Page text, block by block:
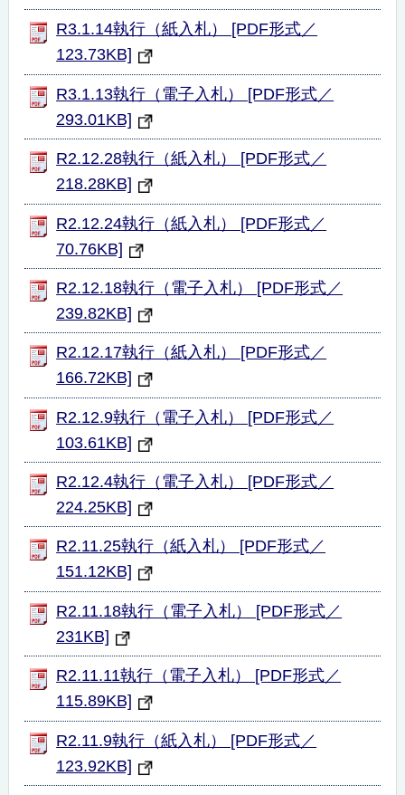
R3.1.14執行（紙入札） [PDF形式／
123.73KB]
R3.1.13執行（電子入札） [PDF形式／
293.01KB]
R2.12.28執行（紙入札） [PDF形式／
218.28KB]
R2.12.24執行（紙入札） [PDF形式／
70.76KB]
R2.12.18執行（電子入札） [PDF形式／
239.82KB]
R2.12.17執行（紙入札） [PDF形式／
166.72KB]
R2.12.9執行（電子入札） [PDF形式／
103.61KB]
R2.12.4執行（電子入札） [PDF形式／
224.25KB]
R2.11.25執行（紙入札） [PDF形式／
151.12KB]
R2.11.18執行（電子入札） [PDF形式／
231KB]
R2.11.11執行（電子入札） [PDF形式／
115.89KB]
R2.11.9執行（紙入札） [PDF形式／
123.92KB]